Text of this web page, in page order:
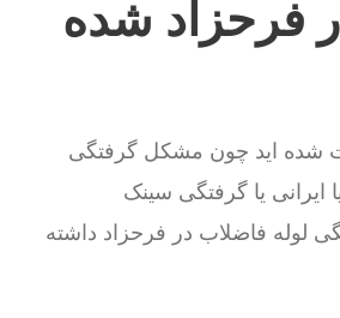
فرحزاد شده
شده اید چون مشکل گرفتگی
ایرانی یا گرفتگی سینک
لوله فاضلاب در فرحزاد داشته